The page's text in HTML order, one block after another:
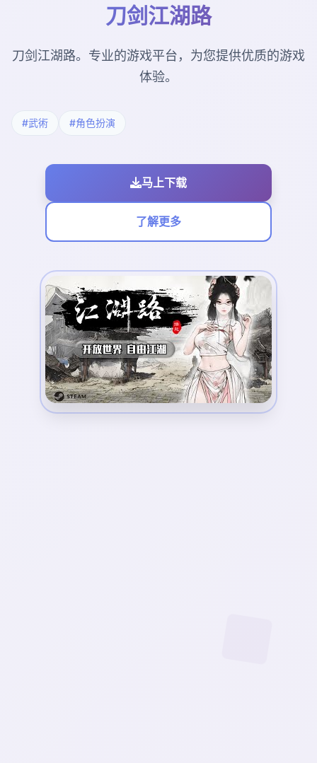
刀剑江湖路
刀剑江湖路。专业的游戏平台，为您提供优质的游戏
体验。
#武術 #角色扮演
马上下载
了解更多